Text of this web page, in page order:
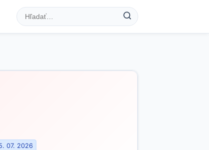
07. 2026